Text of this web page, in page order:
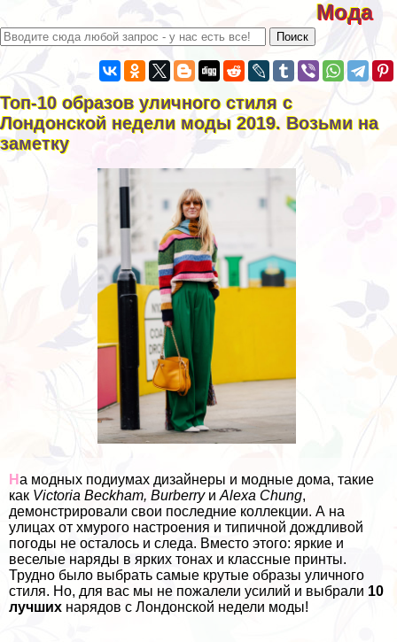
Мода
Топ-10 образов уличного стиля с
Лондонской недели моды 2019. Возьми на
заметку
Н а модных подиумах дизайнеры и модные дома, такие
как Victoria Beckham, Burberryи Alexa Chung,
демонстрировали свои последние коллекции. А на
улицах от хмурого настроения и типичной дождливой
погоды не осталось и следа. Вместо этого: яркие и
веселые наряды в ярких тонах и классные принты.
Трудно было выбрать самые крутые образы уличного
стиля. Но, для вас мы не пожалели усилий и выбрали 10
лучших нарядов с Лондонской недели моды!